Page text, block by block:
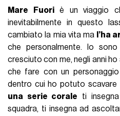
Mare Fuoriè un viaggio
inevitabilmente in questo
cambiato la mia vita ma l’ha
che personalmente. Io
cresciuto con me, negli anni
che fare con un
dentro cui ho potuto scavare
una serie corale ti
squadra, ti insegna ad